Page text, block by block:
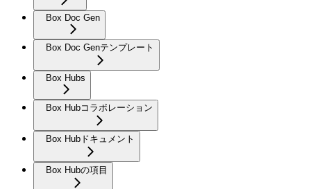
Box Doc Gen
Box Doc Genテンプレート
Box Hubs
Box Hubコラボレーション
Box Hubドキュメント
Box Hubの項目